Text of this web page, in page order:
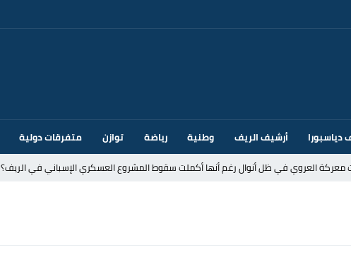
دياسبورا أرشيف الريف وطنية رياضة توازن متفرقات دولية
معركة العروي في ظل أنوال رغم أنها أكملت سقوط المشروع العسكري الإسباني في الريف؟
بسبب الضوابط الحدودية في فضاء شنغن